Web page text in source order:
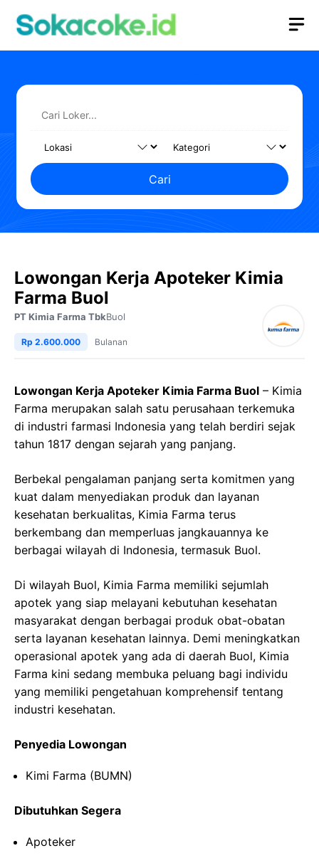
Cari
Lowongan Kerja Apoteker Kimia
Farma Buol
PT Kimia Farma TbkBuol
Rp 2.600.000 Bulanan
Lowongan Kerja Apoteker Kimia Farma Buol – Kimia
Farma merupakan salah satu perusahaan terkemuka
di industri farmasi Indonesia yang telah berdiri sejak
tahun 1817 dengan sejarah yang panjang.
Berbekal pengalaman panjang serta komitmen yang
kuat dalam menyediakan produk dan layanan
kesehatan berkualitas, Kimia Farma terus
berkembang dan memperluas jangkauannya ke
berbagai wilayah di Indonesia, termasuk Buol.
Di wilayah Buol, Kimia Farma memiliki sejumlah
apotek yang siap melayani kebutuhan kesehatan
masyarakat dengan berbagai produk obat-obatan
serta layanan kesehatan lainnya. Demi meningkatkan
operasional apotek yang ada di daerah Buol, Kimia
Farma kini sedang membuka peluang bagi individu
yang memiliki pengetahuan komprehensif tentang
industri kesehatan.
Penyedia Lowongan
Kimi Farma (BUMN)
Dibutuhkan Segera
Apoteker